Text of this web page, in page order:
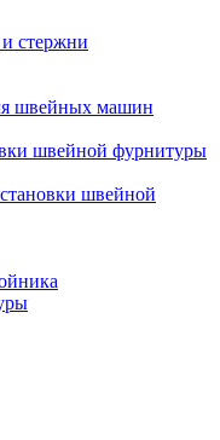
стержни
швейных машин
швейной фурнитуры
швейной